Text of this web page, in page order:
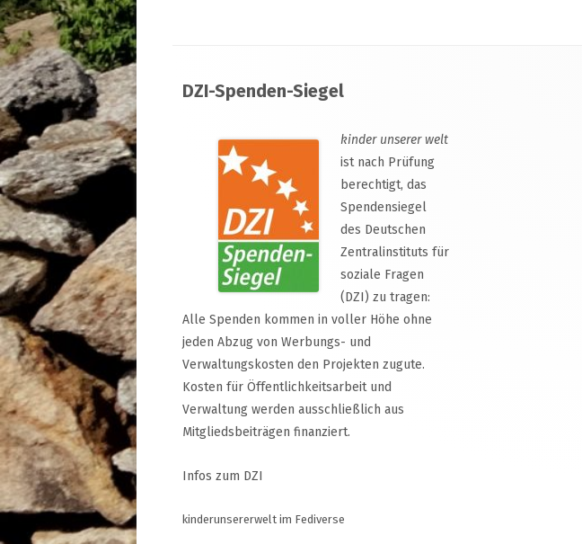
Inhalt
DZI-Spenden-Siegel
kinder unserer welt
ist nach Prüfung
berechtigt, das
Spendensiegel
des Deutschen
Zentralinstituts für
soziale Fragen
(DZI) zu tragen:
Alle Spenden kommen in voller Höhe ohne
jeden Abzug von Werbungs- und
Verwaltungskosten den Projekten zugute.
Kosten für Öffentlichkeitsarbeit und
Verwaltung werden ausschließlich aus
Mitgliedsbeiträgen finanziert.
Infos zum DZI
kinderunsererwelt im Fediverse